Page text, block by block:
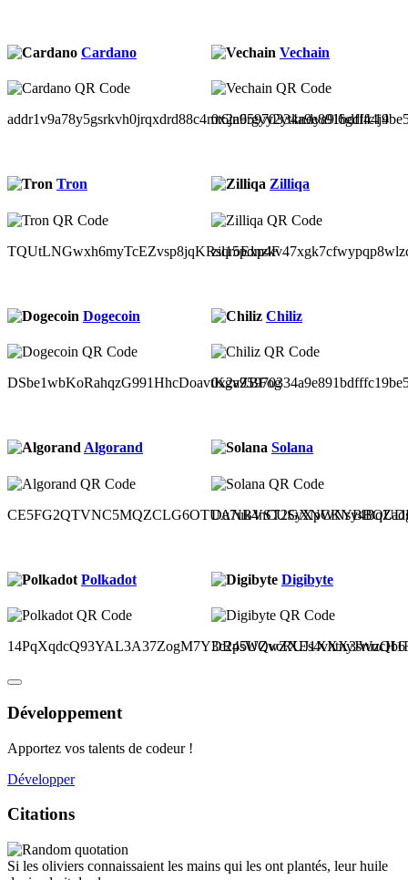
Cardano
addr1v9a78y5gsrkvh0jrqxdrd88c4mt6jn6rgyy2ytkndya9l6gdl44j4
Vechain
Tron
TQUtLNGwxh6myTcEZvsp8jqKRsqroExp4F
Zilliqa
Dogecoin
DSbe1wbKoRahqzG991HhcDoavtKgvZBFog
Chiliz
Algorand Solana
Polkadot
14PqXqdcQ93YAL3A37ZogM7Y3c2p5UQvcRUJ1XXX3sruzQb6
Digibyte
Développement
Apportez vos talents de codeur !
Développer
Citations
Si les oliviers connaissaient les mains qui les ont plantés, leur huile